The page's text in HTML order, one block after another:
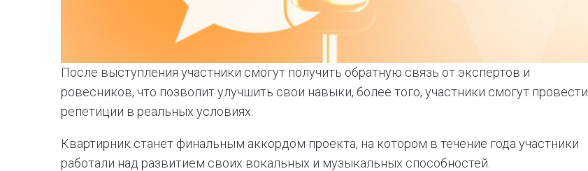
После выступления участники смогут получить обратную связь от экспертов и
ровесников, что позволит улучшить свои навыки, более того, участники смогут провести
репетиции в реальных условиях.
Квартирник станет финальным аккордом проекта, на котором в течение года участники
работали над развитием своих вокальных и музыкальных способностей.